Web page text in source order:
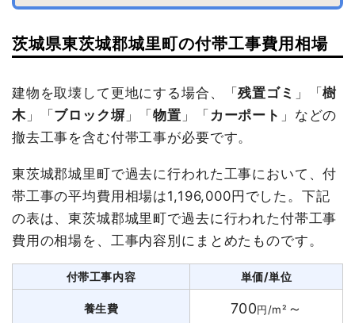
茨城県東茨城郡城里町の付帯工事費用相場
建物を取壊して更地にする場合、「残置ゴミ 」「樹
木」「 ブロック塀 」「物置 」「 カーポート 」などの
撤去工事を含む付帯工事が必要です。
東茨城郡城里町で過去に行われた工事において、付
帯工事の平均費用相場は1,196,000円でした。下記
の表は、東茨城郡城里町で過去に行われた付帯工事
費用の相場を、工事内容別にまとめたものです。
付帯工事内容 単価/単位
養生費 700円/m² ～